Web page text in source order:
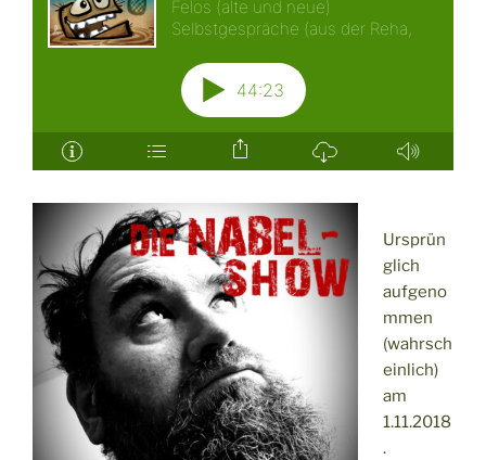
Ursprün
glich
aufgeno
mmen
(wahrsch
einlich)
am
1.11.2018
.